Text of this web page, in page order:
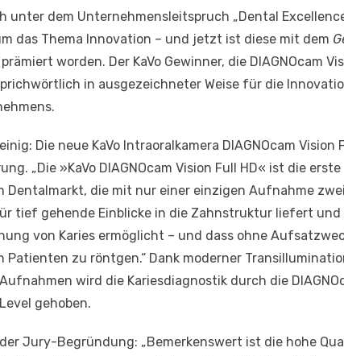
unter dem Unternehmensleitspruch „Dental
das Thema Innovation – und jetzt ist diese mit dem
prämiert worden. Der KaVo Gewinner, die DIAGNOcam
in ausgezeichneter Weise für die
Die neue KaVo Intraoralkamera DIAGNOcam Vision
„Die »KaVo DIAGNOcam Vision Full HD« ist die erste
Dentalmarkt, die mit nur einer einzigen Aufnahme
tief gehende Einblicke in die Zahnstruktur liefert und
von Karies ermöglicht – und dass ohne
Patienten zu röntgen.“ Dank moderner
wird die Kariesdiagnostik durch die
gehoben.
Jury-Begründung: „Bemerkenswert ist die hohe